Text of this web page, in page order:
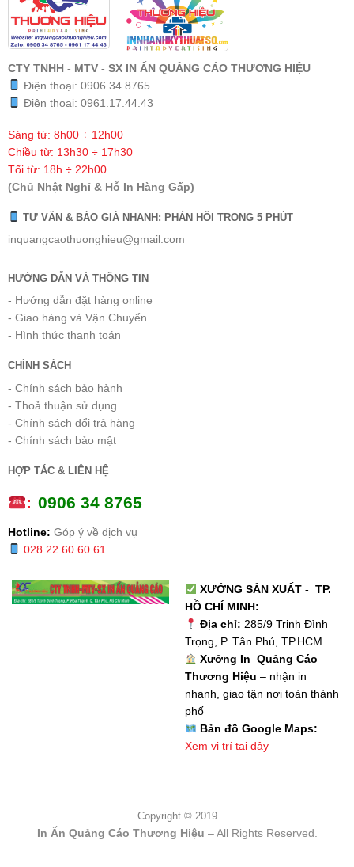
CTY TNHH - MTV - SX IN ẤN QUẢNG CÁO THƯƠNG HIỆU
Điện thoại: 0906.34.8765
Điện thoại: 0961.17.44.43
Sáng từ: 8h00 ÷ 12h00
Chiều từ: 13h30 ÷ 17h30
Tối từ: 18h ÷ 22h00
(Chủ Nhật Nghỉ & Hỗ In Hàng Gấp)
TƯ VẤN & BÁO GIÁ NHANH: PHẢN HỒI TRONG 5 PHÚT
inquangcaothuonghieu@gmail.com
HƯỚNG DẪN VÀ THÔNG TIN
- Hướng dẫn đặt hàng online
- Giao hàng và Vận Chuyển
- Hình thức thanh toán
CHÍNH SÁCH
- Chính sách bảo hành
- Thoả thuận sử dụng
- Chính sách đổi trả hàng
- Chính sách bảo mật
HỢP TÁC & LIÊN HỆ
: 0906 34 8765
Hotline: Góp ý về dịch vụ
028 22 60 60 61
XƯỞNG SẢN XUẤT - TP.
HỒ CHÍ MINH:
Địa chỉ: 285/9 Trịnh Đình
Trọng, P. Tân Phú, TP.HCM
Xưởng In Quảng Cáo
Thương Hiệu – nhận in
nhanh, giao tận nơi toàn thành
phố
Bản đồ Google Maps:
Xem vị trí tại đây
Copyright © 2019
In Ấn Quảng Cáo Thương Hiệu – All Rights Reserved.